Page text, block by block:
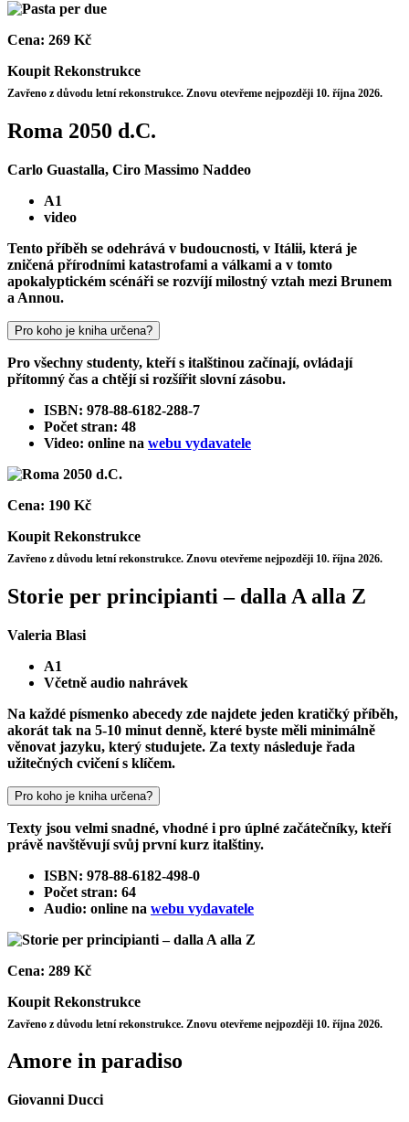
Cena: 269 Kč
Koupit Rekonstrukce
Zavřeno z důvodu letní rekonstrukce. Znovu otevřeme nejpozději 10. října 2026.
Roma 2050 d.C.
Carlo Guastalla, Ciro Massimo Naddeo
A1
video
Tento příběh se odehrává v budoucnosti, v Itálii, která je
zničená přírodními katastrofami a válkami a v tomto
apokalyptickém scénáři se rozvíjí milostný vztah mezi Brunem
a Annou.
Pro koho je kniha určena?
Pro všechny studenty, kteří s italštinou začínají, ovládají
přítomný čas a chtějí si rozšířit slovní zásobu.
ISBN: 978-88-6182-288-7
Počet stran: 48
Video: online na webu vydavatele
Cena: 190 Kč
Koupit Rekonstrukce
Zavřeno z důvodu letní rekonstrukce. Znovu otevřeme nejpozději 10. října 2026.
Storie per principianti – dalla A alla Z
Valeria Blasi
A1
Včetně audio nahrávek
Na každé písmenko abecedy zde najdete jeden kratičký příběh,
akorát tak na 5-10 minut denně, které byste měli minimálně
věnovat jazyku, který studujete. Za texty následuje řada
užitečných cvičení s klíčem.
Pro koho je kniha určena?
Texty jsou velmi snadné, vhodné i pro úplné začátečníky, kteří
právě navštěvují svůj první kurz italštiny.
ISBN: 978-88-6182-498-0
Počet stran: 64
Audio: online na webu vydavatele
Cena: 289 Kč
Koupit Rekonstrukce
Zavřeno z důvodu letní rekonstrukce. Znovu otevřeme nejpozději 10. října 2026.
Amore in paradiso
Giovanni Ducci